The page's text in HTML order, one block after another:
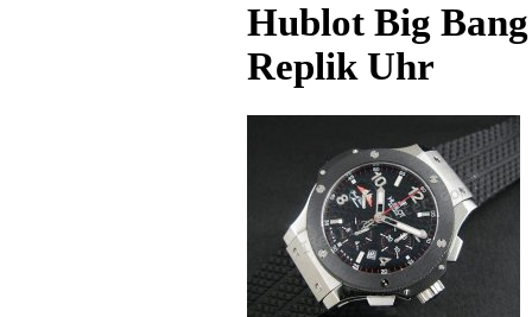
Hublot Big
Replik Uhr